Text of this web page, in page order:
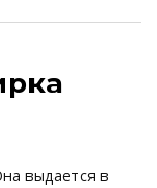
выдается в